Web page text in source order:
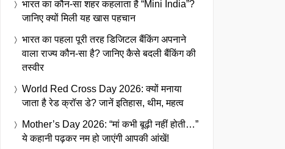
भारत का कौन-सा शहर कहलाता है “Mini India”?
जानिए क्यों मिली यह खास पहचान
भारत का पहला पूरी तरह डिजिटल बैंकिंग अपनाने
वाला राज्य कौन-सा है? जानिए कैसे बदली बैंकिंग की
तस्वीर
World Red Cross Day 2026: क्यों मनाया
जाता है रेड क्रॉस डे? जानें इतिहास, थीम, महत्व
Mother’s Day 2026: “मां कभी बूढ़ी नहीं होती…”
ये कहानी पढ़कर नम हो जाएंगी आपकी आंखें!